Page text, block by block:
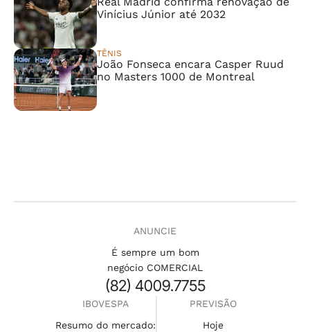
Vinícius Júnior até 2032
TÊNIS
João Fonseca encara Casper Ruud
no Masters 1000 de Montreal
ANUNCIE
É sempre um bom
negócio COMERCIAL
(82) 4009.7755
IBOVESPA
Resumo do mercado:
PREVISÃO
Hoje